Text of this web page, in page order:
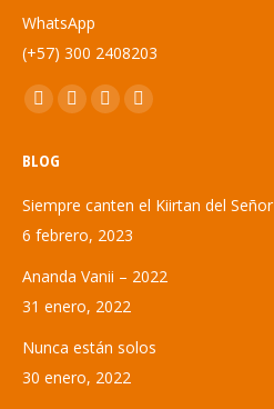
WhatsApp
(+57) 300 2408203
Encuéntranos en:
Abrir
en
una
nueva
Abrir
una
nueva
Abrir
una
nueva
Abrir
una
BLOG
Siempre canten el Kiirtan del Señor
6 febrero, 2023
Ananda Vanii – 2022
31 enero, 2022
Nunca están solos
30 enero, 2022